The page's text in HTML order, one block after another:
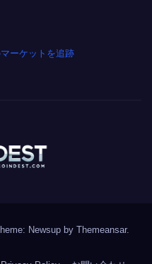
ーケットを追跡
Newsup by Themeansar.